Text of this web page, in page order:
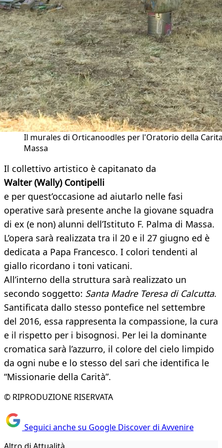
Il murales di Orticanoodles per l'Oratorio della
Massa
Il collettivo artistico è capitanato da
Walter (Wally) Contipelli
e per quest’occasione ad aiutarlo nelle fasi
operative sarà presente anche la giovane squadra
di ex (e non) alunni dell’Istituto F. Palma di Massa.
L’opera sarà realizzata tra il 20 e il 27 giugno ed è
dedicata a Papa Francesco. I colori tendenti al
giallo ricordano i toni vaticani.
All’interno della struttura sarà realizzato un
secondo soggetto: Santa Madre Teresa di Calcutta.
Santificata dallo stesso pontefice nel settembre
del 2016, essa rappresenta la compassione, la cura
e il rispetto per i bisognosi. Per lei la dominante
cromatica sarà l’azzurro, il colore del cielo limpido
da ogni nube e lo stesso del sari che identifica le
“Missionarie della Carità”.
© RIPRODUZIONE RISERVATA
Seguici anche su Google Discover di Avvenire